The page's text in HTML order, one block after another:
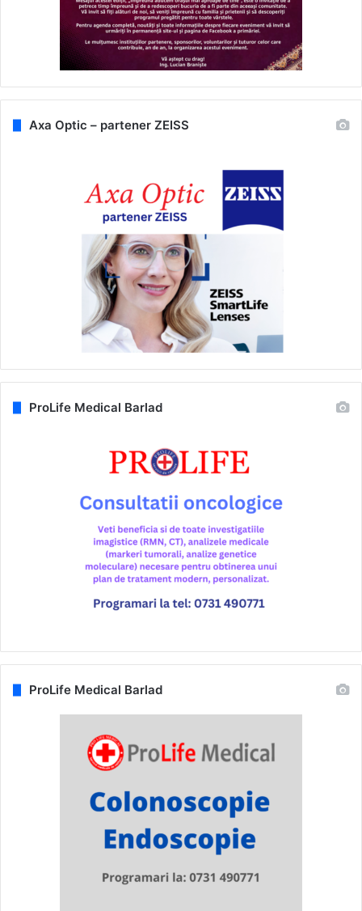
Axa Optic – partener ZEISS
ProLife Medical Barlad
ProLife Medical Barlad